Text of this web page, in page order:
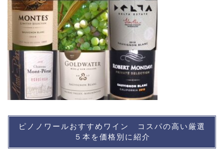
ピノノワールおすすめワイン コスパの高い厳選
５本を価格別に紹介